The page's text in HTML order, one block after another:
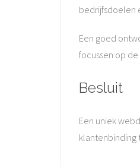
bedrijfsdoelen
Een goed
focussen op
Besluit
Een uniek
klantenbinding